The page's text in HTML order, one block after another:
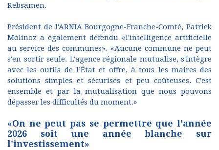
Rebsamen.
Président de l'ARNIA Bourgogne-Franche-Comté, Patrick
Molinoz a également défendu «l'intelligence artificielle
au service des communes». «Aucune commune ne peut
s'en sortir seule. L'agence régionale mutualise, s'intègre
avec les outils de l’État et offre, à tous les maires des
solutions simples et sécurisés et peu coûteuses. C'est
ensemble et par la mutualisation que nous pouvons
dépasser les difficultés du moment.»
«On ne peut pas se permettre que l'année
2026 soit une année blanche sur
l'investissement»